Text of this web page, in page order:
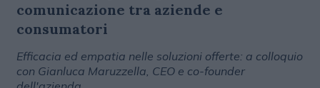
comunicazione tra aziende e
consumatori
Efficacia ed empatia nelle soluzioni offerte: a colloquio
con Gianluca Maruzzella, CEO e co-founder